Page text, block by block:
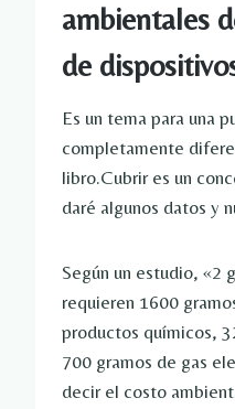
ambientales
de
Es un tema para una
completamente
libro.Cubrir es un
daré algunos datos y
Según un estudio, «2
requieren 1600
productos químicos,
700 gramos de gas
decir el costo